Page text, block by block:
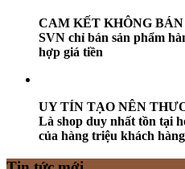
CAM KẾT KHÔNG
SVN chỉ bán sản phẩm
hợp giá tiền
UY TÍN TẠO NÊN
Là shop duy nhất tồn tại
của hàng triệu khách